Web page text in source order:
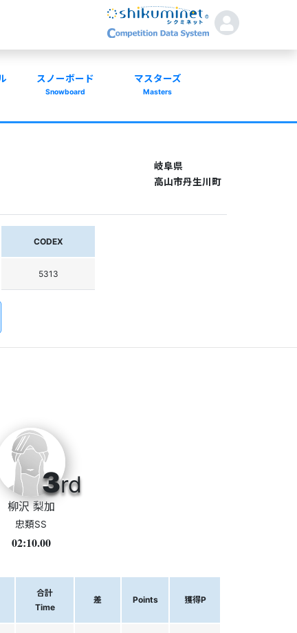
スノーボード
Snowboard
マスターズ
Masters
岐阜県
高山市丹生川町
CODEX
5313
3rd
柳沢 梨加
忠類SS
02:10.00
合計
Time
差 Points 獲得P